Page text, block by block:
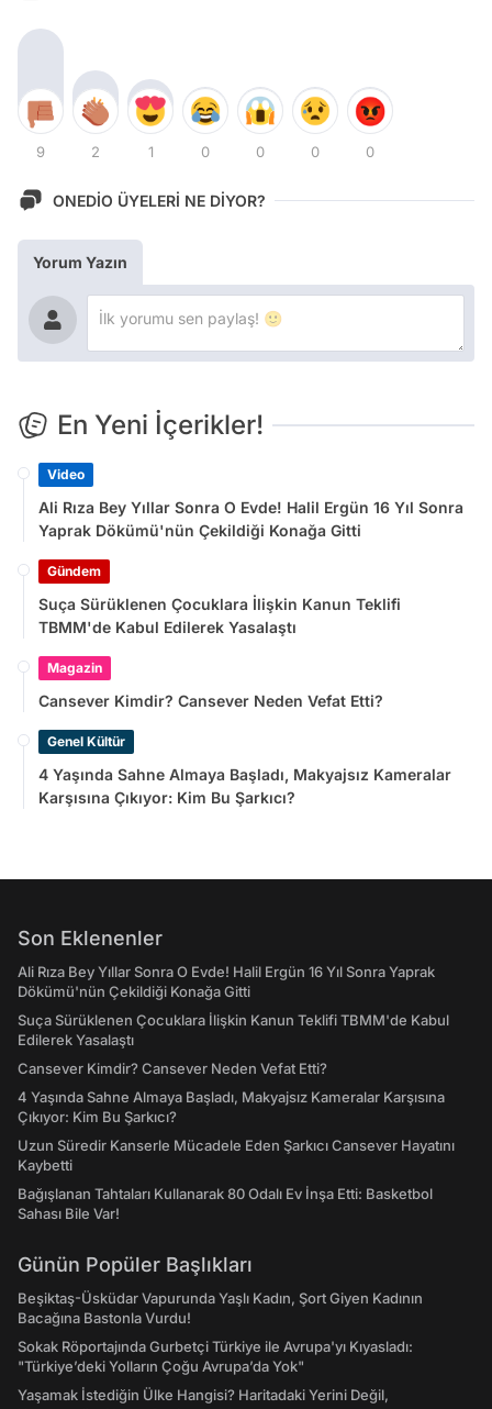
9 2 1 0 0 0 0
ONEDİO ÜYELERİ NE DİYOR?
Yorum Yazın
En Yeni İçerikler!
Video
Ali Rıza Bey Yıllar Sonra O Evde! Halil Ergün 16 Yıl Sonra
Yaprak Dökümü'nün Çekildiği Konağa Gitti
Gündem
Suça Sürüklenen Çocuklara İlişkin Kanun Teklifi
TBMM'de Kabul Edilerek Yasalaştı
Magazin
Cansever Kimdir? Cansever Neden Vefat Etti?
Genel Kültür
4 Yaşında Sahne Almaya Başladı, Makyajsız Kameralar
Karşısına Çıkıyor: Kim Bu Şarkıcı?
Son Eklenenler
Ali Rıza Bey Yıllar Sonra O Evde! Halil Ergün 16 Yıl Sonra Yaprak
Dökümü'nün Çekildiği Konağa Gitti
Suça Sürüklenen Çocuklara İlişkin Kanun Teklifi TBMM'de Kabul
Edilerek Yasalaştı
Cansever Kimdir? Cansever Neden Vefat Etti?
4 Yaşında Sahne Almaya Başladı, Makyajsız Kameralar Karşısına
Çıkıyor: Kim Bu Şarkıcı?
Uzun Süredir Kanserle Mücadele Eden Şarkıcı Cansever Hayatını
Kaybetti
Bağışlanan Tahtaları Kullanarak 80 Odalı Ev İnşa Etti: Basketbol
Sahası Bile Var!
Günün Popüler Başlıkları
Beşiktaş-Üsküdar Vapurunda Yaşlı Kadın, Şort Giyen Kadının
Bacağına Bastonla Vurdu!
Sokak Röportajında Gurbetçi Türkiye ile Avrupa'yı Kıyasladı:
"Türkiye’deki Yolların Çoğu Avrupa’da Yok"
Yaşamak İstediğin Ülke Hangisi? Haritadaki Yerini Değil,